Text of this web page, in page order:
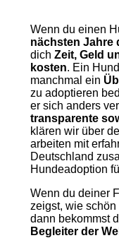
Wenn du einen
nächsten Jahre
dich Zeit, Geld
kosten. Ein
manchmal ein
zu adoptieren
er sich anders
transparente
klären wir über
arbeiten mit
Deutschland
Hundeadoption
Wenn du deiner
zeigst, wie
dann bekommst
Begleiter der